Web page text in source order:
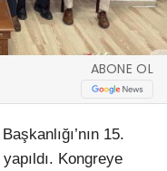
ABONE OL
15.
Kongreye